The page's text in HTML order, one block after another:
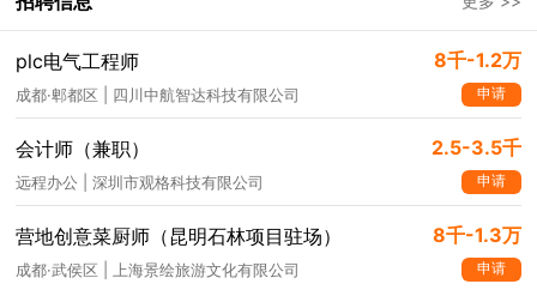
plc电气工程师 8千-1.2万
成都·郫都区 | 四川中航智达科技有限公司 申请
会计师（兼职） 2.5-3.5千
远程办公 | 深圳市观格科技有限公司 申请
营地创意菜厨师（昆明石林项目驻场） 8千-1.3万
成都·武侯区 | 上海景绘旅游文化有限公司 申请